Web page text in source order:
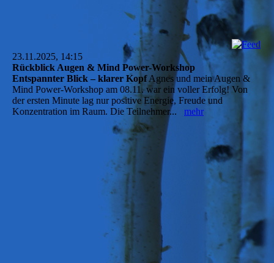
23.11.2025, 14:15
Rückblick Augen & Mind Power-Workshop
Entspannter Blick – klarer KopfAgnes und mein Augen &
Mind Power-Workshop am 08.11. war ein voller Erfolg! Von
der ersten Minute lag nur positive Energie, Freude und
Konzentration im Raum. Die Teilnehmer... mehr